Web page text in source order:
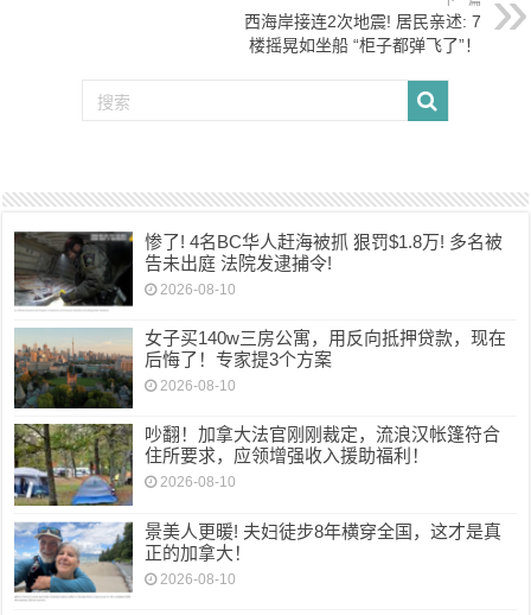
西海岸接连2次地震! 居民亲述: 7
楼摇晃如坐船 “柜子都弹飞了”！
惨了! 4名BC华人赶海被抓 狠罚$1.8万! 多名被
告未出庭 法院发逮捕令!
2026-08-10
女子买140w三房公寓，用反向抵押贷款，现在
后悔了！专家提3个方案
2026-08-10
吵翻！加拿大法官刚刚裁定，流浪汉帐篷符合
住所要求，应领增强收入援助福利！
2026-08-10
景美人更暖! 夫妇徒步8年横穿全国，这才是真
正的加拿大！
2026-08-10